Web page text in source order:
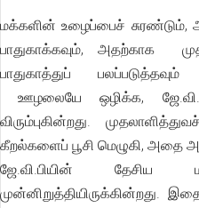
மக்களின் உழைப்பைச் சுரண்டும்,
பாதுகாக்கவும், அதற்காக
பாதுகாத்துப்
ஊழலையே ஒழிக்க,
விரும்புகின்றது.
கீறல்களைப் பூசி மெழுகி, அதை
ஜே.வி.பியின்
முன்னிறுத்தியிருக்கின்றது.